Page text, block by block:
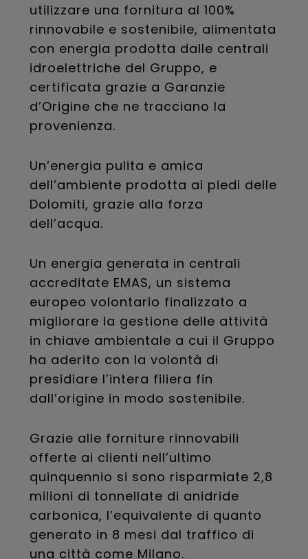
utilizzare una fornitura al 100%
rinnovabile e sostenibile, alimentata
con energia prodotta dalle centrali
idroelettriche del Gruppo, e
certificata grazie a Garanzie
d’Origine che ne tracciano la
provenienza.
Un’energia pulita e amica
dell’ambiente prodotta ai piedi delle
Dolomiti, grazie alla forza
dell’acqua.
Un energia generata in centrali
accreditate EMAS, un sistema
europeo volontario finalizzato a
migliorare la gestione delle attività
in chiave ambientale a cui il Gruppo
ha aderito con la volontà di
presidiare l’intera filiera fin
dall’origine in modo sostenibile.
Grazie alle forniture rinnovabili
offerte ai clienti nell’ultimo
quinquennio si sono risparmiate 2,8
milioni di tonnellate di anidride
carbonica, l’equivalente di quanto
generato in 8 mesi dal traffico di
una città come Milano.